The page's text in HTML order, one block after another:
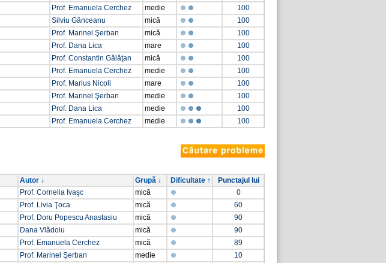
Prof. Emanuela Cerchez medie
100
Silviu Gănceanu mică
100
Prof. Marinel Şerban mică
100
Prof. Dana Lica mare
100
Prof. Constantin Gălăţan mică
100
Prof. Emanuela Cerchez medie
100
Prof. Marius Nicoli mare
100
Prof. Marinel Şerban medie
100
Prof. Dana Lica medie
100
Prof. Emanuela Cerchez medie 100
Autor ↓ Grupă ↓ Dificultate ↑
Punctajul lui
Prof. Cornelia Ivaşc mică
0
Prof. Livia Ţoca mică
60
Prof. Doru Popescu Anastasiu mică
90
Dana Vlădoiu mică
90
Prof. Emanuela Cerchez mică
89
Prof. Marinel Şerban medie
10